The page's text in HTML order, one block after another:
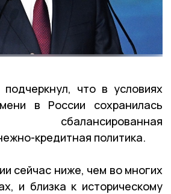
что в условиях
в России сохранилась
сбалансированная
кредитная политика.
сейчас ниже, чем во многих
и близка к историческому